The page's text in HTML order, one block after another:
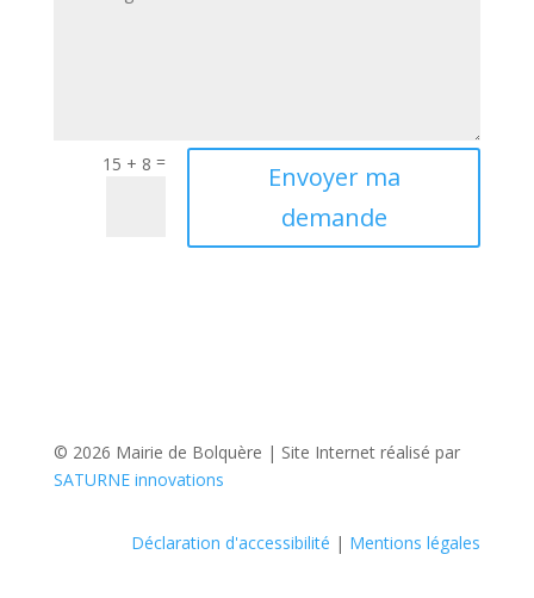
15 + 8 =
Envoyer ma
demande
© 2026 Mairie de Bolquère | Site Internet réalisé par
SATURNE innovations
Déclaration d'accessibilité | Mentions légales